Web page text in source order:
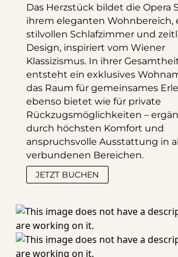
Das Herzstück bildet die Opera
ihrem eleganten Wohnbereich,
stilvollen Schlafzimmer und
Design, inspiriert vom Wiener
Klassizismus. In ihrer
entsteht ein exklusives
das Raum für gemeinsames
ebenso bietet wie für private
Rückzugsmöglichkeiten –
durch höchsten Komfort und
anspruchsvolle Ausstattung in
verbundenen Bereichen.
JETZT BUCHEN